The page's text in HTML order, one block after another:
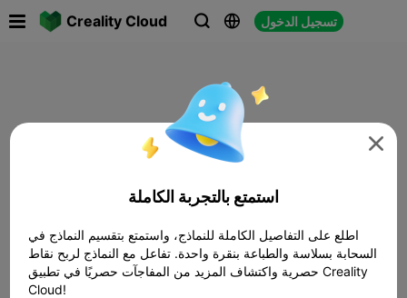
Creality Cloud   تسجيل الدخول

استمتع بالتجربة الكاملة
اطلع على التفاصيل الكاملة للنماذج، واستمتع بتقسيم النماذج في
السحابة بسلاسة والطباعة بنقرة واحدة. تفاعل مع النماذج لربح نقاط
حصرية واكتشاف المزيد من المفاجآت حصريًا في تطبيق Creality
Cloud!